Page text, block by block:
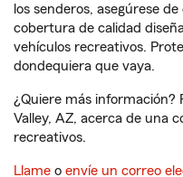
los senderos, asegúrese
cobertura de calidad
vehículos recreativos.
dondequiera que vaya.
¿Quiere más información?
Valley, AZ, acerca de una
recreativos.
Llame o envíe un correo